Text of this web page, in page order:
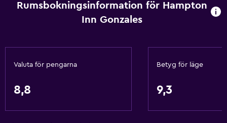
Rumsbokningsinformation för Hampton
Inn Gonzales
Valuta för pengarna
8,8
Betyg för läge
9,3